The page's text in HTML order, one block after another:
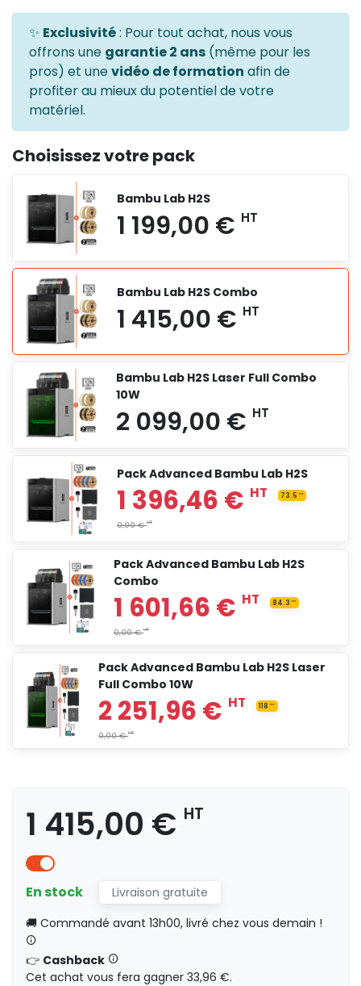
✨ Exclusivité: Pour tout achat, nous vous
offrons une garantie 2 ans (même pour les
pros) et unevidéo de formation afin de
profiter au mieux du potentiel de votre
matériel.
Choisissez votre pack
Bambu Lab H2S
1 199,00 €
Bambu Lab H2S Combo
1 415,00 €
Bambu Lab H2S Laser Full Combo
10W
Pack Advanced Bambu Lab H2S
1 396,46 €
Pack Advanced Bambu Lab H2S
Combo
Pack Advanced Bambu Lab H2S Laser
Full Combo 10W
1 415,00 € HT
En stock
Livraison gratuite
🚚 Commandé avant 13h00, livré chez vous demain !
👉 Cashback
Cet achat vous fera gagner 33,96 €.